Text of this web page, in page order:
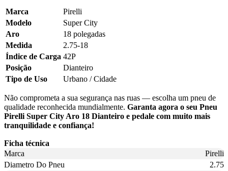
Marca
Pirelli
Modelo
Super City
Aro
18 polegadas
Medida
2.75-18
Índice de Carga 42P
Posição
Dianteiro
Tipo de Uso
Urbano / Cidade
Não comprometa a sua segurança nas ruas — escolha um pneu de
qualidade reconhecida mundialmente. Garanta agora o seu Pneu
Pirelli Super City Aro 18 Dianteiro e pedale com muito mais
tranquilidade e confiança!
Ficha técnica
Marca
Pirelli
Diametro Do Pneu
2.75